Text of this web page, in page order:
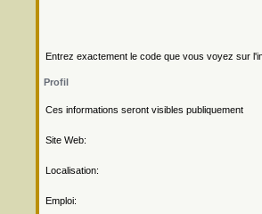
Entrez exactement le code que vous voyez sur
Profil
Ces informations seront visibles publiquement
Site Web:
Localisation:
Emploi: